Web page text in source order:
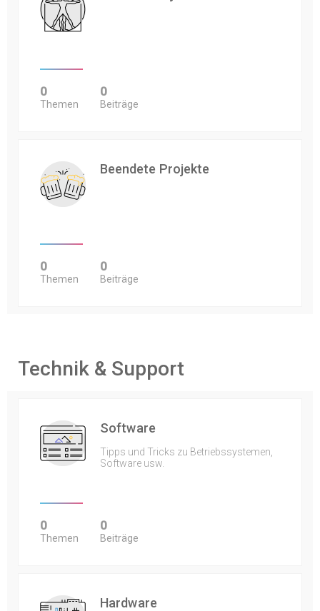
0
Themen
0
Beiträge
Beendete Projekte
0
Themen
0
Beiträge
Technik & Support
Software
Tipps und Tricks zu Betriebssystemen,
Software usw.
0
Themen
0
Beiträge
Hardware